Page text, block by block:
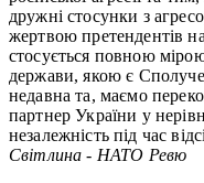
дружні стосунки з
жертвою претендентів
стосується повною
держави, якою є
недавна та, маємо
партнер України у
незалежність під час
Cвітлина - НАТО Ревю